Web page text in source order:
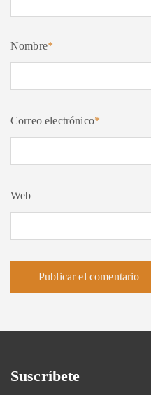
Nombre*
Correo electrónico*
Web
Suscríbete